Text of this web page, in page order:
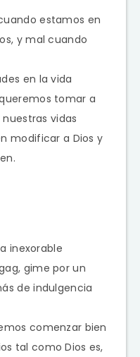
estamos en
y mal cuando
en la vida
tomar a
vidas
modificar a Dios y
inexorable
gime por un
de indulgencia
comenzar bien
tal como Dios es,